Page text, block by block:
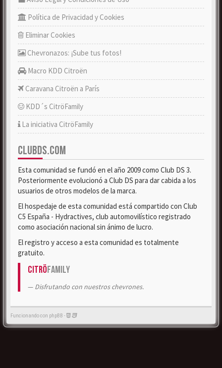
Política de Privacidad y Cookies
Eliminar Cookies
Chevronazos: ¡Sube tus fotos!
Macro KDD Citroën
Caravana Citroën a París
KDD´s CitröFamily
La iniciativa CitröFamily
CLUBDS.COM
Esta comunidad se fundó en el año 2009 como Club DS 3.
Posteriormente evolucionó a Club DS para dar cabida a los
usuarios de otros modelos de la marca.
El hospedaje de esta comunidad está compartido con Club
C5 España - Hydractives, club automovilístico registrado
como asociación nacional sin ánimo de lucro.
El registro y acceso a esta comunidad es totalmente
gratuito.
CitröFamily
Disfrutando con nuestros chevrones.
Funcionando con phpBB -